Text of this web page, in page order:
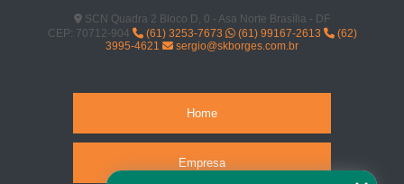
SCN Quadra 2 Bloco D, 0 - Asa Norte Brasília - DF
CEP: 70712-904
(61) 3253-7673 (61) 99167-2613
(62)
3995-4621
sergio@skborges.com.br
Home
Empresa